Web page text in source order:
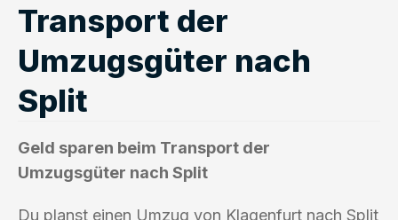
Transport der
Umzugsgüter nach
Split
Geld sparen beim Transport der
Umzugsgüter nach Split
Du planst einen Umzug von Klagenfurt nach Split